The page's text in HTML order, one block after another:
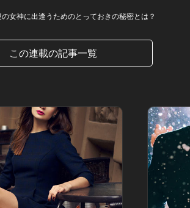
女神に出逢うためのとっておきの秘密とは？
この連載の記事一覧